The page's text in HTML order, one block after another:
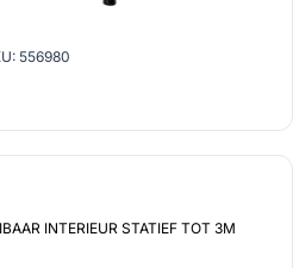
556980
INTERIEUR STATIEF TOT 3M